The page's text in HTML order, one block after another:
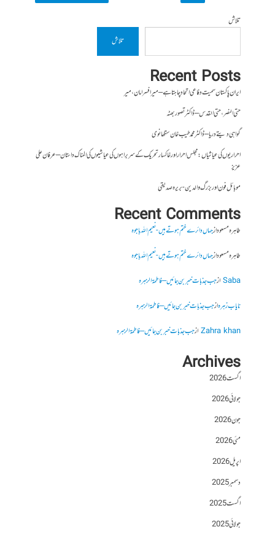
تلاش
تلاش
Recent Posts
ایران پاکستان سمیت دفاعی اتحاد چاہتا ہے – میر افسر امان،میر
حتی النصر ، حتی القدس – ڈاکٹر تصور بھٹہ
گواہی دیتے دریا – ڈاکٹر محمد طیب خان سنگھانوی
احراریوں کی عیاشیاں : مجلس احرار اور خاکسار تحریک کے سربراہوں کی عیاشیوں کی المناک داستان – عرفان علی
عزیز
موبائل فون اور بزرگ والدین- بریرہ صدیقی
Recent Comments
طاہرہ مسعودازجہاں دائرے ختم ہوتے ہیں- نعیم اللہ باجوہ
طاہرہ مسعودازجہاں دائرے ختم ہوتے ہیں- نعیم اللہ باجوہ
Sabaازجب جذبات خبر بن جائیں – فاطمۃالزہرہ
نایاب زہرہازجب جذبات خبر بن جائیں – فاطمۃالزہرہ
Zahra khanازجب جذبات خبر بن جائیں – فاطمۃالزہرہ
Archives
اگست 2026
جولائی 2026
جون 2026
مئی 2026
اپریل 2026
دسمبر 2025
اگست 2025
جولائی 2025